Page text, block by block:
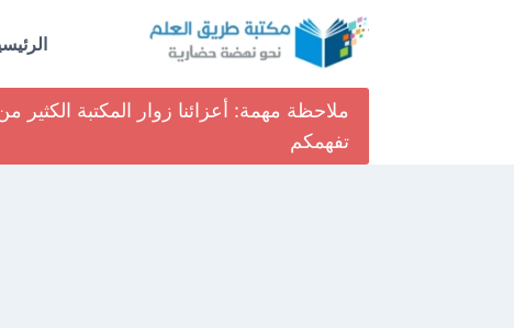
ملاحظة مهمة: أعزائنا زوار المكتبة
تفهمكم